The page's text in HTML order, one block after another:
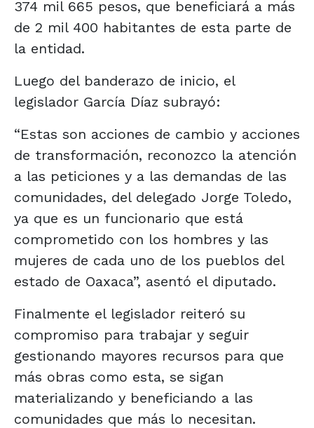
374 mil 665 pesos, que beneficiará a más
de 2 mil 400 habitantes de esta parte de
la entidad.
Luego del banderazo de inicio, el
legislador García Díaz subrayó:
“Estas son acciones de cambio y acciones
de transformación, reconozco la atención
a las peticiones y a las demandas de las
comunidades, del delegado Jorge Toledo,
ya que es un funcionario que está
comprometido con los hombres y las
mujeres de cada uno de los pueblos del
estado de Oaxaca”, asentó el diputado.
Finalmente el legislador reiteró su
compromiso para trabajar y seguir
gestionando mayores recursos para que
más obras como esta, se sigan
materializando y beneficiando a las
comunidades que más lo necesitan.